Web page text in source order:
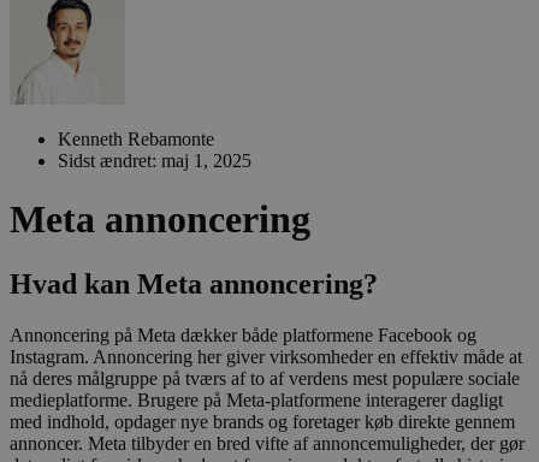
Kenneth Rebamonte
Sidst ændret: maj 1, 2025
Meta annoncering
Hvad kan Meta annoncering?
Annoncering på Meta dækker både platformene Facebook og
Instagram. Annoncering her giver virksomheder en effektiv måde at
nå deres målgruppe på tværs af to af verdens mest populære sociale
medieplatforme. Brugere på Meta-platformene interagerer dagligt
med indhold, opdager nye brands og foretager køb direkte gennem
annoncer. Meta tilbyder en bred vifte af annoncemuligheder, der gør